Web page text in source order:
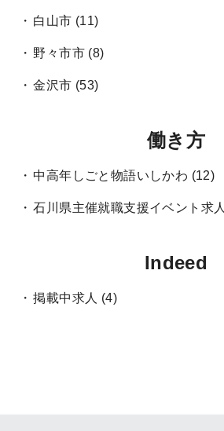
白山市 (11)
野々市市 (8)
金沢市 (53)
働き方
中高年しごと物語いしかわ (12)
石川県主催就職支援イベント求人
Indeed
掲載中求人 (4)